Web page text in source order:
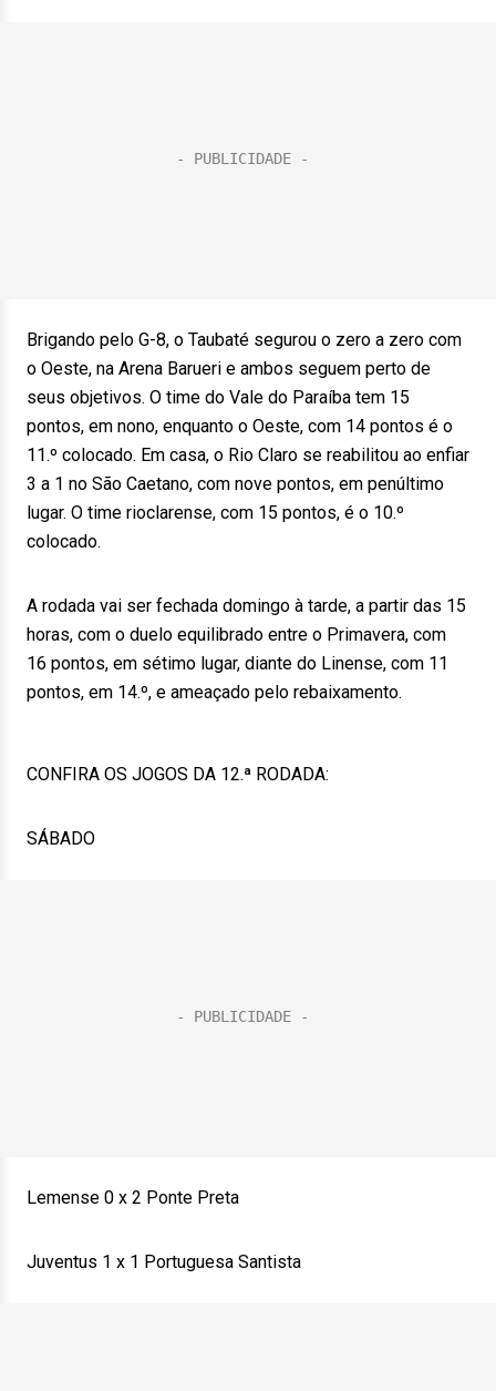
Brigando pelo G-8, o Taubaté segurou o zero a zero com
o Oeste, na Arena Barueri e ambos seguem perto de
seus objetivos. O time do Vale do Paraíba tem 15
pontos, em nono, enquanto o Oeste, com 14 pontos é o
11.º colocado. Em casa, o Rio Claro se reabilitou ao enfiar
3 a 1 no São Caetano, com nove pontos, em penúltimo
lugar. O time rioclarense, com 15 pontos, é o 10.º
colocado.
A rodada vai ser fechada domingo à tarde, a partir das 15
horas, com o duelo equilibrado entre o Primavera, com
16 pontos, em sétimo lugar, diante do Linense, com 11
pontos, em 14.º, e ameaçado pelo rebaixamento.
CONFIRA OS JOGOS DA 12.ª RODADA:
SÁBADO
Lemense 0 x 2 Ponte Preta
Juventus 1 x 1 Portuguesa Santista